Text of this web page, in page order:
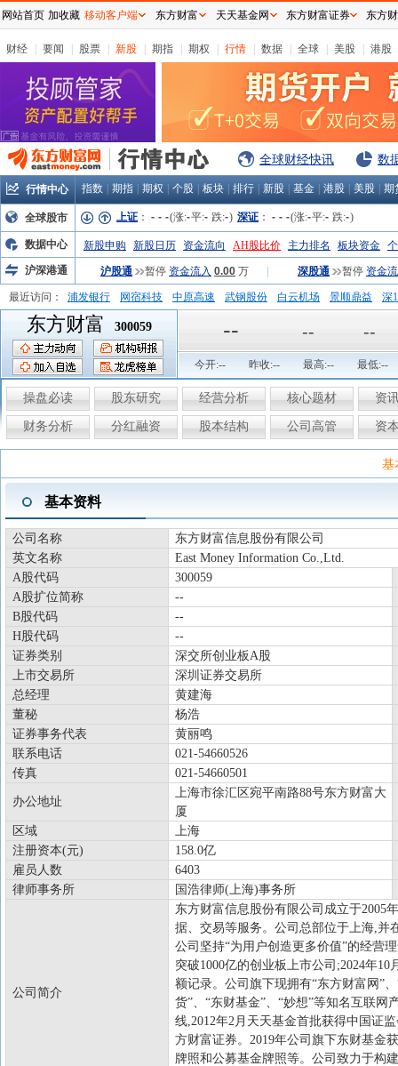
财经 要闻 股票 新股 期指 期权 行情 数据 全球 美股 港股
全球财经快讯 数
行情中心 指数 期指 期权 个股 板块 排行 新股 基金 港股 美股 期
全球股市 上证 ： - - -(涨:-平:- 跌:-) 深证 ： - - -(涨:-平:- 跌:-)
数据中心 新股申购 新股日历 资金流向 AH股比价 主力排名 板块资金
沪深港通
沪股通 暂停 资金流入 0.00 万 深股通 暂停 资金
最近访问： 浦发银行 网宿科技 中原高速 武钢股份 白云机场 景顺鼎益
深
弘业股份
富临运业
东方财富 300059 -- -- --
今开:-- 昨收:-- 最高:-- 最低:--
操盘必读 股东研究 经营分析 核心题材 资
财务分析 分红融资 股本结构 公司高管 资
基
基本资料
公司名称
东方财富信息股份有限公司
英文名称
East Money Information Co.,Ltd.
A股代码
300059
A股扩位简称
--
B股代码
--
H股代码
--
证券类别
深交所创业板A股
上市交易所
深圳证券交易所
总经理
黄建海
董秘
杨浩
证券事务代表
黄丽鸣
联系电话
021-54660526
传真
021-54660501
办公地址
上海市徐汇区宛平南路88号东方财富大
厦
区域
上海
注册资本(元)
158.0亿
雇员人数
6403
律师事务所
国浩律师(上海)事务所
公司简介
东方财富信息股份有限公司成立于2005
据、交易等服务。公司总部位于上海,并
公司坚持“为用户创造更多价值”的经营
突破1000亿的创业板上市公司;2024年
额记录。公司旗下现拥有“东方财富网”
货”、“东财基金”、“妙想”等知名互联网
线,2012年2月天天基金首批获得中国证
方财富证券。2019年公司旗下东财基金
牌照和公募基金牌照等。公司致力于构
网站首页 加收藏 移动客户端 东方财富 天天基金网 东方财富证券 东方